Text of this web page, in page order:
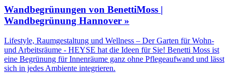
Wandbegrünungen von BenettiMoss |
Wandbegrünung Hannover »
Lifestyle, Raumgestaltung und Wellness – Der Garten für Wohn-
und Arbeitsräume - HEYSE hat die Ideen für Sie! Benetti Moss ist
eine Begrünung für Innenräume ganz ohne Pflegeaufwand und lässt
sich in jedes Ambiente integrieren.